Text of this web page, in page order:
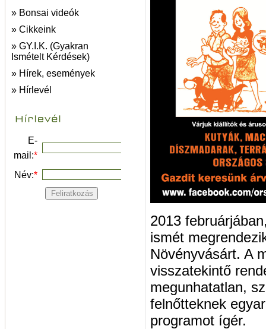
» Bonsai videók
» Cikkeink
» GY.I.K. (Gyakran
Ismételt Kérdések)
» Hírek, események
» Hírlevél
E-
mail:*
Név:*
2013
ismét
Növényvásárt. A
visszatekintő
megunhatatlan,
felnőtteknek
programot ígér.